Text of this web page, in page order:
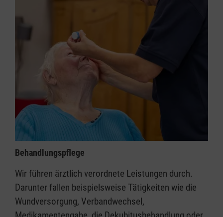
Behandlungspflege
Wir führen ärztlich verordnete Leistungen durch.
Darunter fallen beispielsweise Tätigkeiten wie die
Wundversorgung, Verbandwechsel,